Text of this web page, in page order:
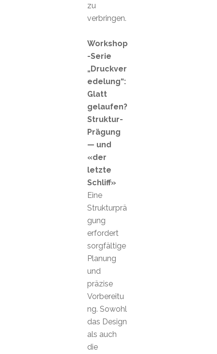
zu
verbringen.
Workshop
-Serie
„Druckver
edelung“:
Glatt
gelaufen?
Struktur-
Prägung
— und
«der
letzte
Schliff»
Eine
Strukturprä
gung
erfordert
sorgfältige
Planung
und
präzise
Vorbereitu
ng. Sowohl
das Design
als auch
die